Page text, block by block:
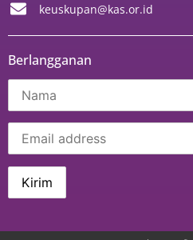
keuskupan@kas.or.id
Berlangganan